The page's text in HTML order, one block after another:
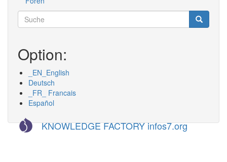
Werkzeuge
Suche
Suche Suche
Option:
_EN_English
Deutsch
_FR_ Francais
Español
KNOWLEDGE FACTORY infos7.org